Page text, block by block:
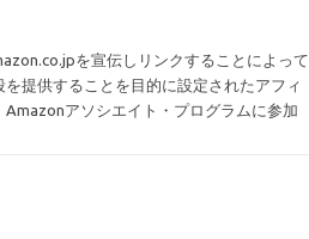
を宣伝しリンクすることによって
提供することを目的に設定されたアフィ
Amazonアソシエイト・プログラムに参加